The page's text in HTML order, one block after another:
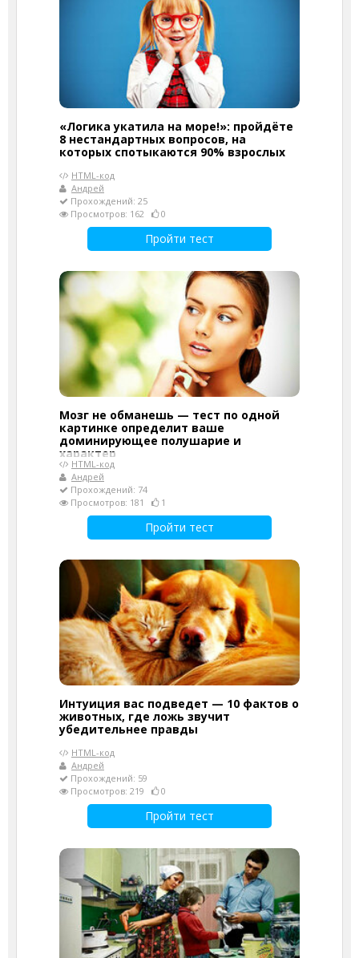
«Логика укатила на море!»: пройдёте
8 нестандартных вопросов, на
которых спотыкаются 90% взрослых
HTML-код
Андрей
Прохождений: 25
Просмотров: 162
0
Пройти тест
Мозг не обманешь — тест по одной
картинке определит ваше
доминирующее полушарие и
характер
HTML-код
Андрей
Прохождений: 74
Просмотров: 181
1
Пройти тест
Интуиция вас подведет — 10 фактов о
животных, где ложь звучит
убедительнее правды
HTML-код
Андрей
Прохождений: 59
Просмотров: 219
0
Пройти тест